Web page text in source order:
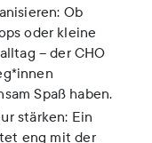
Ob
oder kleine
– der CHO
Spaß haben.
stärken: Ein
eng mit der